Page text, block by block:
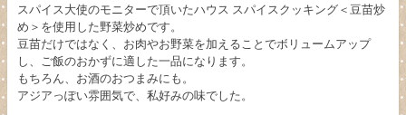
スパイス大使のモニターで頂いたハウス スパイスクッキング＜豆苗炒
め＞を使用した野菜炒めです。
豆苗だけではなく、お肉やお野菜を加えることでボリュームアップ
し、ご飯のおかずに適した一品になります。
もちろん、お酒のおつまみにも。
アジアっぽい雰囲気で、私好みの味でした。